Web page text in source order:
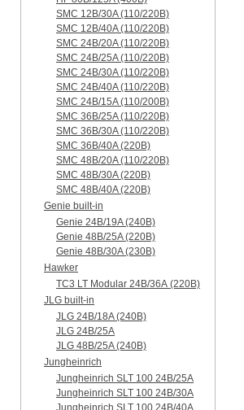
SMC 12B/30A (110/220B)
SMC 12B/40A (110/220B)
SMC 24B/20A (110/220B)
SMC 24B/25A (110/220B)
SMC 24B/30A (110/220B)
SMC 24B/40A (110/220B)
SMC 24B/15A (110/200B)
SMC 36B/25A (110/220B)
SMC 36B/30A (110/220B)
SMC 36B/40A (220B)
SMC 48B/20A (110/220B)
SMC 48B/30A (220B)
SMC 48B/40A (220B)
Genie built-in
Genie 24B/19A (240B)
Genie 48B/25A (220B)
Genie 48B/30A (230B)
Hawker
TC3 LT Modular 24В/36А (220B)
JLG built-in
JLG 24B/18A (240B)
JLG 24B/25A
JLG 48B/25A (240B)
Jungheinrich
Jungheinrich SLT 100 24B/25A
Jungheinrich SLT 100 24B/30A